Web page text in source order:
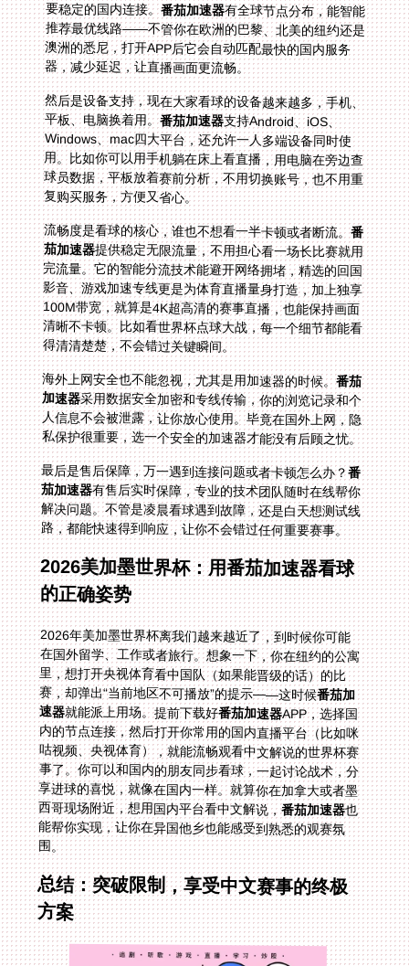
要稳定的国内连接。番茄加速器有全球节点分布，能智能
推荐最优线路——不管你在欧洲的巴黎、北美的纽约还是
澳洲的悉尼，打开APP后它会自动匹配最快的国内服务
器，减少延迟，让直播画面更流畅。
然后是设备支持，现在大家看球的设备越来越多，手机、
平板、电脑换着用。番茄加速器支持Android、iOS、
Windows、mac四大平台，还允许一人多端设备同时使
用。比如你可以用手机躺在床上看直播，用电脑在旁边查
球员数据，平板放着赛前分析，不用切换账号，也不用重
复购买服务，方便又省心。
流畅度是看球的核心，谁也不想看一半卡顿或者断流。番
茄加速器提供稳定无限流量，不用担心看一场长比赛就用
完流量。它的智能分流技术能避开网络拥堵，精选的回国
影音、游戏加速专线更是为体育直播量身打造，加上独享
100M带宽，就算是4K超高清的赛事直播，也能保持画面
清晰不卡顿。比如看世界杯点球大战，每一个细节都能看
得清清楚楚，不会错过关键瞬间。
海外上网安全也不能忽视，尤其是用加速器的时候。番茄
加速器采用数据安全加密和专线传输，你的浏览记录和个
人信息不会被泄露，让你放心使用。毕竟在国外上网，隐
私保护很重要，选一个安全的加速器才能没有后顾之忧。
最后是售后保障，万一遇到连接问题或者卡顿怎么办？番
茄加速器有售后实时保障，专业的技术团队随时在线帮你
解决问题。不管是凌晨看球遇到故障，还是白天想测试线
路，都能快速得到响应，让你不会错过任何重要赛事。
2026美加墨世界杯：用番茄加速器看球
的正确姿势
2026年美加墨世界杯离我们越来越近了，到时候你可能
在国外留学、工作或者旅行。想象一下，你在纽约的公寓
里，想打开央视体育看中国队（如果能晋级的话）的比
赛，却弹出“当前地区不可播放”的提示——这时候番茄加
速器就能派上用场。提前下载好番茄加速器APP，选择国
内的节点连接，然后打开你常用的国内直播平台（比如咪
咕视频、央视体育），就能流畅观看中文解说的世界杯赛
事了。你可以和国内的朋友同步看球，一起讨论战术，分
享进球的喜悦，就像在国内一样。就算你在加拿大或者墨
西哥现场附近，想用国内平台看中文解说，番茄加速器也
能帮你实现，让你在异国他乡也能感受到熟悉的观赛氛
围。
总结：突破限制，享受中文赛事的终极
方案